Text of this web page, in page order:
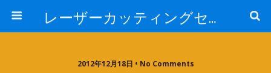
レーザーカッティングセンター 株式会社 中本鉄工所
2012年12月18日 • No Comments